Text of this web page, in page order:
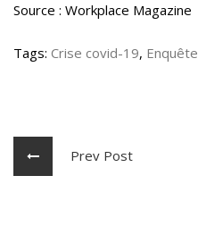
Source : Workplace Magazine
Tags: Crise covid-19, Enquête
Prev Post